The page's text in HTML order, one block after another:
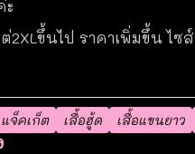
ะ
ขึ้นไป ราคาเพิ่มขึ้น ไซ
แจ็คเก็ต เสื้อฮู้ด เสื้อแขนยาว